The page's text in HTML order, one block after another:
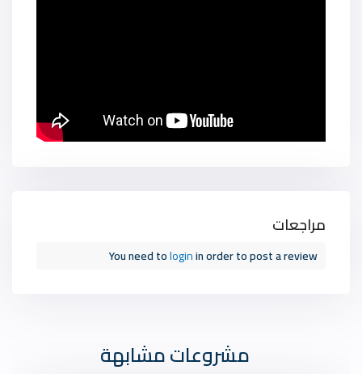
مراجعات
You need tologinin order to post a review
مشروعات مشابهة